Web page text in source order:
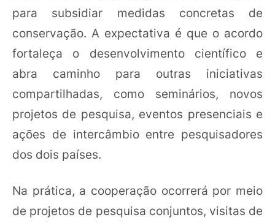
para subsidiar medidas concretas de
conservação. A expectativa é que o acordo
fortaleça o desenvolvimento científico e
abra caminho para outras iniciativas
compartilhadas, como seminários, novos
projetos de pesquisa, eventos presenciais e
ações de intercâmbio entre pesquisadores
dos dois países.
Na prática, a cooperação ocorrerá por meio
de projetos de pesquisa conjuntos, visitas de